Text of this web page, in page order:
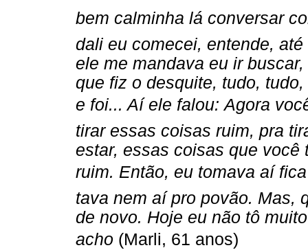
bem calminha lá conversar
dali eu comecei, entende,
ele me mandava eu ir
que fiz o desquite, tudo,
e foi... Aí ele falou: Agora
tirar essas coisas ruim, pra
estar, essas coisas que
ruim. Então, eu tomava aí
tava nem aí pro povão. Mas,
de novo. Hoje eu não tô
acho (Marli, 61 anos)